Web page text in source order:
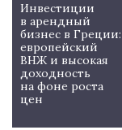
Инвестиции
в арендный
бизнес в Греции:
европейский
ВНЖ и высокая
доходность
на фоне роста
цен